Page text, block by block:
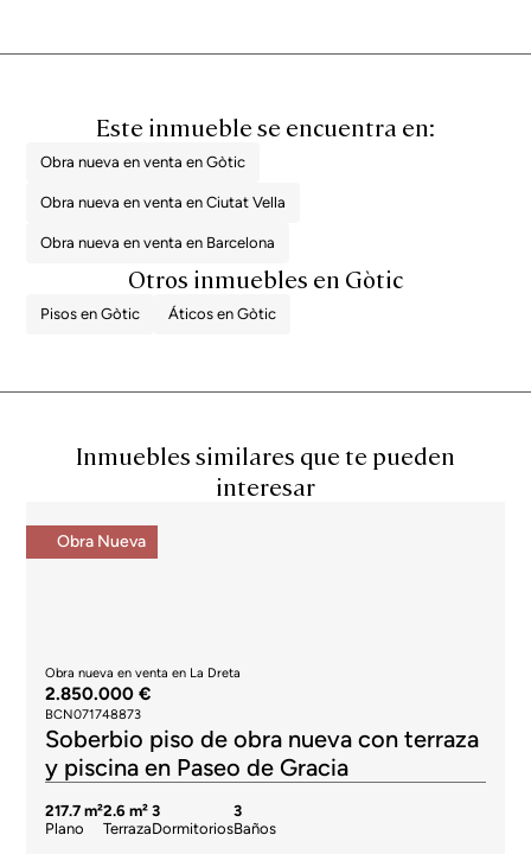
Este inmueble se encuentra en:
Obra nueva en venta en Gòtic
Obra nueva en venta en Ciutat Vella
Obra nueva en venta en Barcelona
Otros inmuebles en Gòtic
Pisos en Gòtic Áticos en Gòtic
Inmuebles similares que te pueden
interesar
Obra Nueva
Obra nueva en venta en La Dreta
2.850.000 €
BCN071748873
Soberbio piso de obra nueva con terraza
y piscina en Paseo de Gracia
217.7 m²
Plano
2.6 m²
Terraza
3
Dormitorios
3
Baños